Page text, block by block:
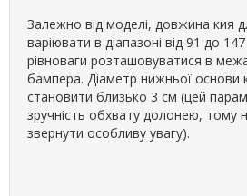
Залежно від моделі, довжина кия
варіювати в діапазоні від 91 до
рівноваги розташовуватися в
бампера. Діаметр нижньої основи
становити близько 3 см (цей
зручність обхвату долонею, тому
звернути особливу увагу).